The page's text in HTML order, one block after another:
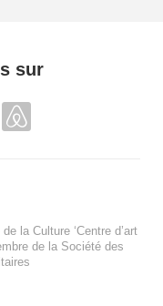
sur
la Culture ‘Centre d’art
de la Société des